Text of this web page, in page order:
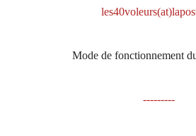
Mode de fonctionnement
---------